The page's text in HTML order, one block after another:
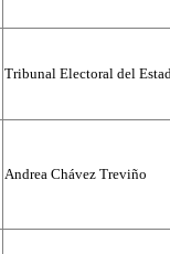
Tribunal Electoral del
Andrea Chávez Treviño